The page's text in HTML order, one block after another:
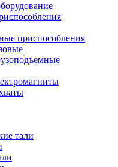
приспособления
тали